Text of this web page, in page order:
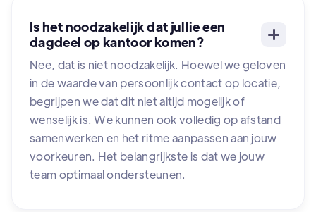
Is het noodzakelijk dat jullie een
dagdeel op kantoor komen?
Nee, dat is niet noodzakelijk. Hoewel we geloven
in de waarde van persoonlijk contact op locatie,
begrijpen we dat dit niet altijd mogelijk of
wenselijk is. We kunnen ook volledig op afstand
samenwerken en het ritme aanpassen aan jouw
voorkeuren. Het belangrijkste is dat we jouw
team optimaal ondersteunen.